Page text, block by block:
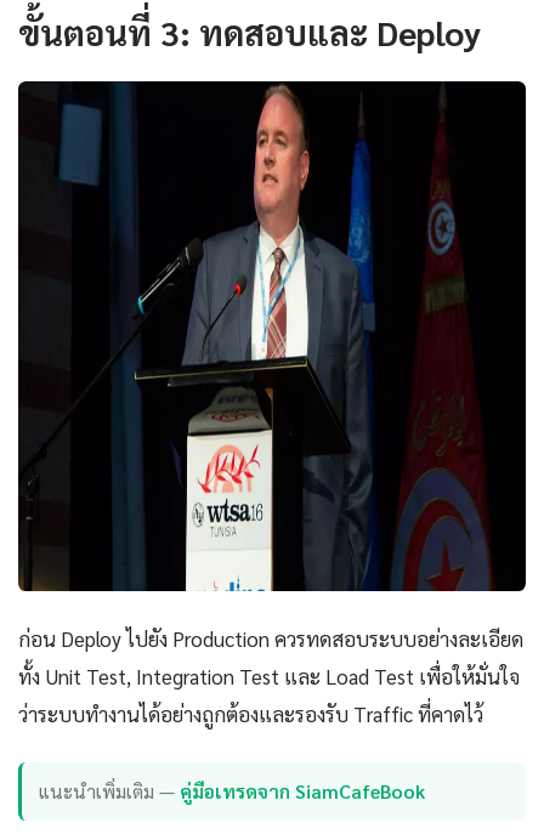
ขั้นตอนที่ 3: ทดสอบและ Deploy
ก่อน Deploy ไปยัง Production ควรทดสอบระบบอย่างละเอียด
ทั้ง Unit Test, Integration Test และ Load Test เพื่อให้มั่นใจ
ว่าระบบทำงานได้อย่างถูกต้องและรองรับ Traffic ที่คาดไว้
แนะนำเพิ่มเติม — คู่มือเทรดจาก SiamCafeBook